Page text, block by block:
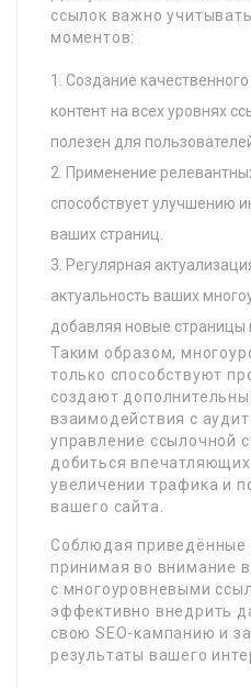
ссылок важно
моментов:
Создание
контент на всех уровнях
полезен для
Применение
способствует улучшению
ваших страниц.
Регулярная
актуальность ваших
добавляя новые страницы
Таким образом,
только способствуют
создают
взаимодействия с
управление ссылочной
добиться впечатляющих
увеличении трафика и
вашего сайта.
Соблюдая приведённые
принимая во внимание
с многоуровневыми
эффективно внедрить
свою SEO-кампанию и
результаты вашего